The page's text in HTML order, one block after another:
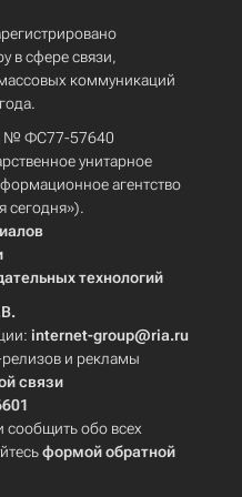
в сфере связи,
коммуникаций
№ ФС77-57640
унитарное
агентство
сегодня»).
технологий
internet-group@ria.ru
и рекламы
связи
сообщить обо всех
формой обратной